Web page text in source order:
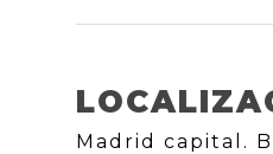
Madrid capital.